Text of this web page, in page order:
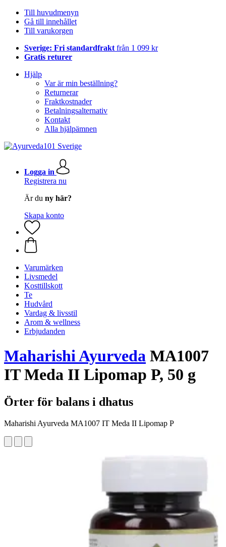
Till huvudmenyn
Gå till innehållet
Till varukorgen
Sverige: Fri standardfrakt från 1 099 kr
Gratis returer
Hjälp
Var är min beställning?
Returnerar
Fraktkostnader
Betalningsalternativ
Kontakt
Alla hjälpämnen
Logga in
Registrera nu
Är du ny här?
Skapa konto
Varumärken
Livsmedel
Kosttillskott
Te
Hudvård
Vardag & livsstil
Arom & wellness
Erbjudanden
Maharishi Ayurveda MA1007
IT Meda II Lipomap P, 50 g
Örter för balans i dhatus
Maharishi Ayurveda MA1007 IT Meda II Lipomap P